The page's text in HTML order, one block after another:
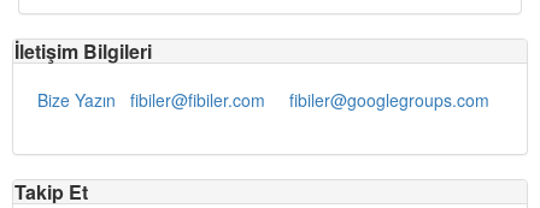
İletişim Bilgileri
Bize Yazın fibiler@fibiler.com fibiler@googlegroups.com
Takip Et